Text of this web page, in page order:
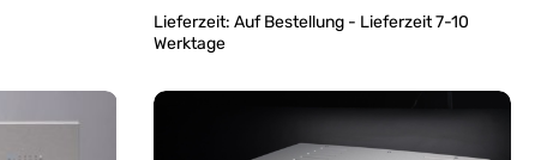
Lieferzeit: Auf Bestellung - Lieferzeit 7-10
Werktage